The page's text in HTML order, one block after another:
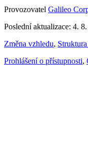
Provozovatel Galileo
Poslední aktualizace: 4.
Změna vzhledu,
Prohlášení o přístupnosti,